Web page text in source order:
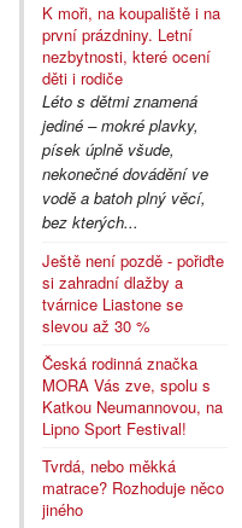
K moři, na koupaliště i na
první prázdniny. Letní
nezbytnosti, které ocení
děti i rodiče
Léto s dětmi znamená
jediné – mokré plavky,
písek úplně všude,
nekonečné dovádění ve
vodě a batoh plný věcí,
bez kterých...
Ještě není pozdě - pořiďte
si zahradní dlažby a
tvárnice Liastone se
slevou až 30 %
Česká rodinná značka
MORA Vás zve, spolu s
Katkou Neumannovou, na
Lipno Sport Festival!
Tvrdá, nebo měkká
matrace? Rozhoduje něco
jiného